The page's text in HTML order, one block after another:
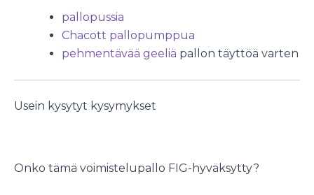
pallopussia
Chacott pallopumppua
pehmentävää geeliä pallon täyttöä varten
Usein kysytyt kysymykset
Onko tämä voimistelupallo FIG-hyväksytty?